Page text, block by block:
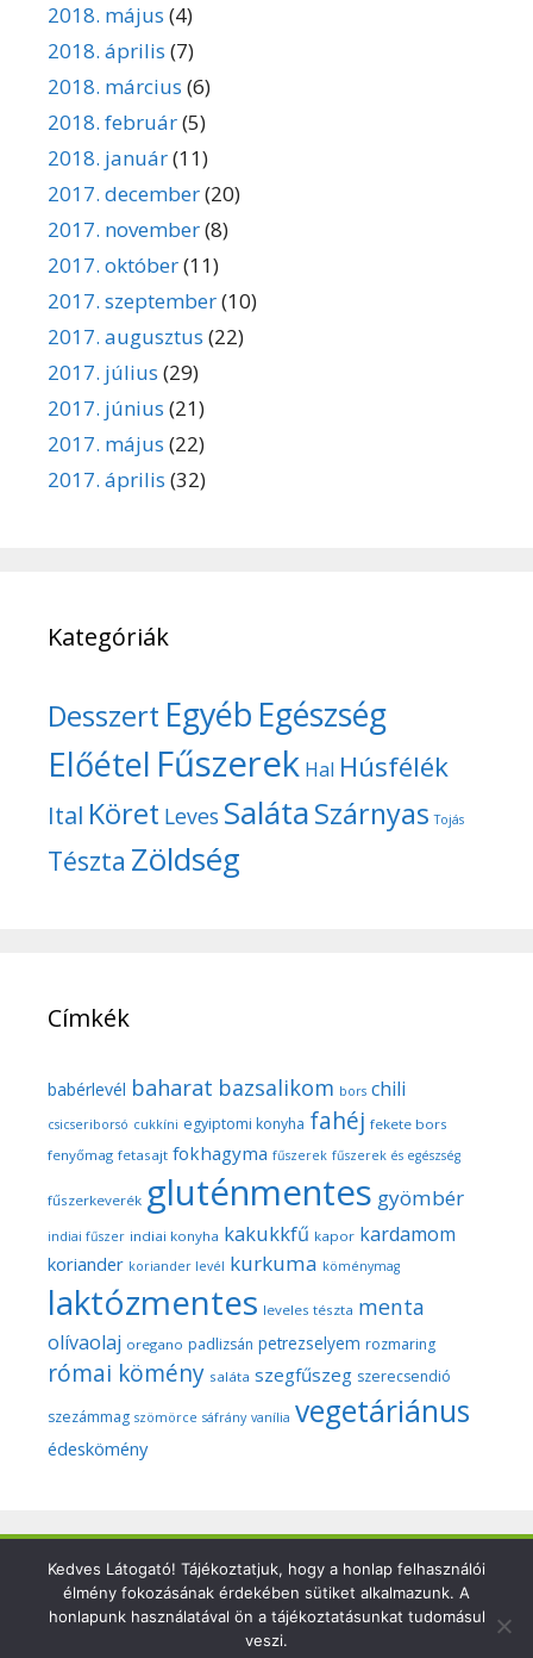
2018. május (4)
2018. április (7)
2018. március (6)
2018. február(5)
2018. január(11)
2017. december(20)
2017. november(8)
2017. október(11)
2017. szeptember(10)
2017. augusztus (22)
2017. július (29)
2017. június (21)
2017. május (22)
2017. április (32)
Kategóriák
Desszert Egyéb Egészség
Előétel Fűszerek Hal Húsfélék
Ital Köret Leves SalátaSzárnyas Tojás
Tészta Zöldség
Címkék
babérlevél baharat bazsalikom bors chili
csicseriborsó cukkíni egyiptomi konyha fahéj fekete bors
fenyőmag fetasajt fokhagyma fűszerek fűszerek és egészség
fűszerkeverék gluténmentes gyömbér
indiai fűszer indiai konyha kakukkfű kapor kardamom
koriander koriander levél kurkuma köménymag
laktózmentes leveles tészta menta
olívaolaj oregano padlizsán petrezselyem rozmaring
római kömény saláta szegfűszeg szerecsendió
szezámmag szömörce sáfrány vanília vegetáriánus
édeskömény
Copyright © 2026 Szegedi Fűszeres - Minden fotó és anyag
ezen a weboldalon a szerző (Dr. Nyári Zsuzsa) kizárólagos
tulajdonát képezi és a nemzetközi szerzői jogi törvények
védik.Felhasználásuk csak a szerző írásbeli engedélyével
Kedves Látogató! Tájékoztatjuk, hogy a honlap felhasználói
élmény fokozásának érdekében sütiket alkalmazunk. A
honlapunk használatával ön a tájékoztatásunkat tudomásul
veszi.